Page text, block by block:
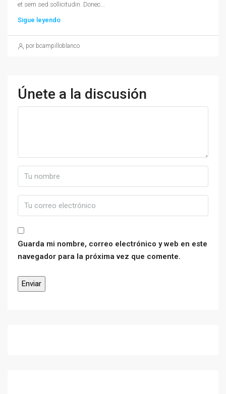
et sem sed sollicitudin. Donec...
Sigue leyendo
por bcampilloblanco
Únete a la discusión
Guarda mi nombre, correo electrónico y web en este
navegador para la próxima vez que comente.